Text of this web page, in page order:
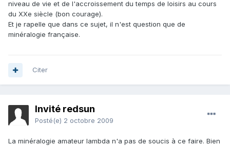
niveau de vie et de l'accroissement du temps de loisirs au cours
du XXe siècle (bon courage).
Et je rapelle que dans ce sujet, il n'est question que de
minéralogie française.
Citer
Invité redsun
Posté(e) 2 octobre 2009
La minéralogie amateur lambda n'a pas de soucis à ce faire. Bien